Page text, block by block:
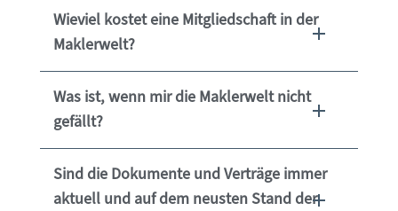
Wieviel kostet eine Mitgliedschaft in der
Maklerwelt?
Was ist, wenn mir die Maklerwelt nicht
gefällt?
Sind die Dokumente und Verträge immer
aktuell und auf dem neusten Stand der